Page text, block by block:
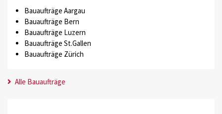
Bauaufträge Aargau
Bauaufträge Bern
Bauaufträge Luzern
Bauaufträge St.Gallen
Bauaufträge Zürich
Alle Bauaufträge